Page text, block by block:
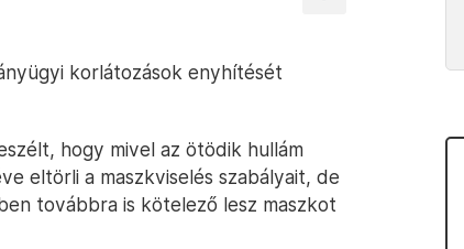
korlátozások enyhítését
hogy mivel az ötödik hullám
eltörli a maszkviselés szabályait, de
továbbra is kötelező lesz maszkot